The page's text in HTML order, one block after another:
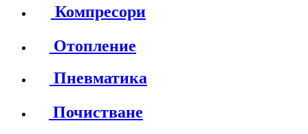
Компресори
Отопление
Пневматика
Почистване